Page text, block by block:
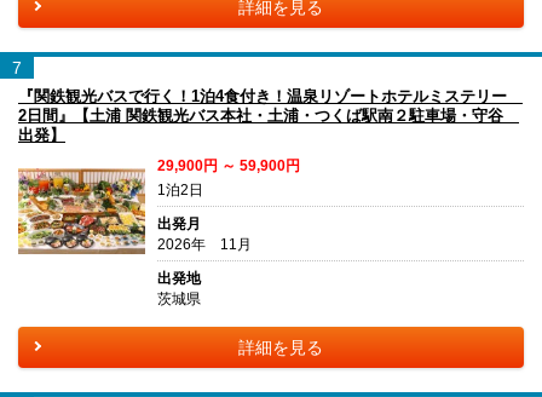
詳細を見る
7
『関鉄観光バスで行く！1泊4食付き！温泉リゾートホテルミステリー
2日間』【土浦 関鉄観光バス本社・土浦・つくば駅南２駐車場・守谷
出発】
29,900円 ～ 59,900円
1泊2日
出発月
2026年 11月
出発地
茨城県
詳細を見る